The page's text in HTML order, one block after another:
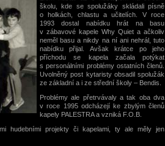
školu, kde se spolužáky skládali písně
o holkách, chlastu a učitelích. V roce
1993 dostal nabídku hrát na basu
v zábavové kapele Why Quiet a ačkoliv
neměl basu a nikdy na ní ani nehrál, tuto
nabídku přijal. Avšak krátce po jeho
příchodu se kapela začala potýkat
s personálními problémy ostatních členů.
Uvolněný post kytaristy obsadil spolužák
ze základní a i ze střední školy – Bendis.
Problémy ale přetrvávaly a tak oba dva
v roce 1995 odcházejí ke zbylým členů
kapely PALESTRA a vzniká F.O.B.
hudebními projekty či kapelami, ty ale měly jen